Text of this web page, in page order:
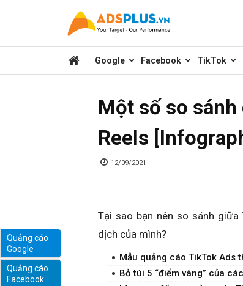
sẻ
marketing
Google Facebook TikTok
Một số so
Reels
12/09/2021
Tại sao bạn nên so sánh
dịch của mình?
Mẫu quảng cáo TikTok Ads
Bỏ túi 5 “điểm vàng” của
Quảng cáo
Google
Quảng cáo
Facebook